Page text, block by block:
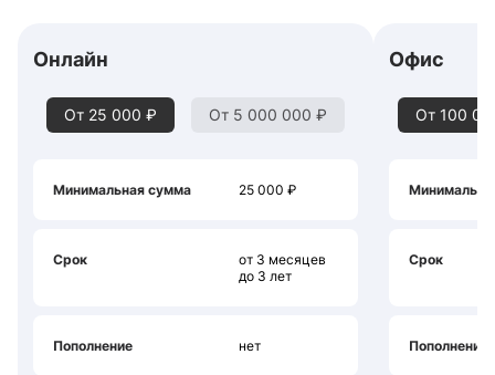
Онлайн
От 25 000 ₽ От 5 000 000 ₽
Минимальная сумма 25 000 ₽
Срок
от 3 месяцев
до 3 лет
Пополнение нет
Офис
От 100
Срок
Пополнение